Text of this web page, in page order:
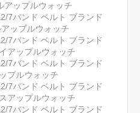
アップルウォッチ
7バンド ベルト ブランド
ップルウォッチ
7バンド ベルト ブランド
アップルウォッチ
7バンド ベルト ブランド
プルウォッチ
7バンド ベルト ブランド
アップルウォッチ
7バンド ベルト ブランド